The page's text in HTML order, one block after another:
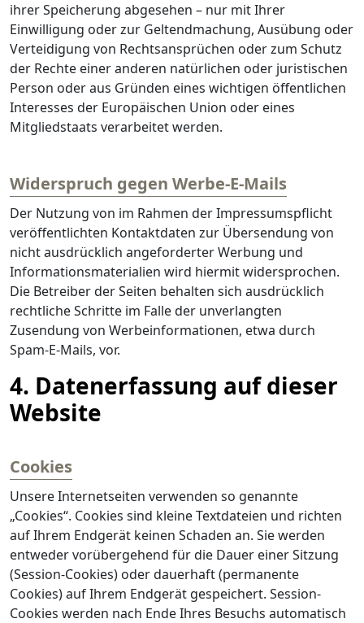
ihrer Speicherung abgesehen – nur mit Ihrer
Einwilligung oder zur Geltendmachung, Ausübung oder
Verteidigung von Rechtsansprüchen oder zum Schutz
der Rechte einer anderen natürlichen oder juristischen
Person oder aus Gründen eines wichtigen öffentlichen
Interesses der Europäischen Union oder eines
Mitgliedstaats verarbeitet werden.
Widerspruch gegen Werbe-E-Mails
Der Nutzung von im Rahmen der Impressumspflicht
veröffentlichten Kontaktdaten zur Übersendung von
nicht ausdrücklich angeforderter Werbung und
Informationsmaterialien wird hiermit widersprochen.
Die Betreiber der Seiten behalten sich ausdrücklich
rechtliche Schritte im Falle der unverlangten
Zusendung von Werbeinformationen, etwa durch
Spam-E-Mails, vor.
4. Datenerfassung auf dieser
Website
Cookies
Unsere Internetseiten verwenden so genannte
„Cookies“. Cookies sind kleine Textdateien und richten
auf Ihrem Endgerät keinen Schaden an. Sie werden
entweder vorübergehend für die Dauer einer Sitzung
(Session-Cookies) oder dauerhaft (permanente
Cookies) auf Ihrem Endgerät gespeichert. Session-
Cookies werden nach Ende Ihres Besuchs automatisch